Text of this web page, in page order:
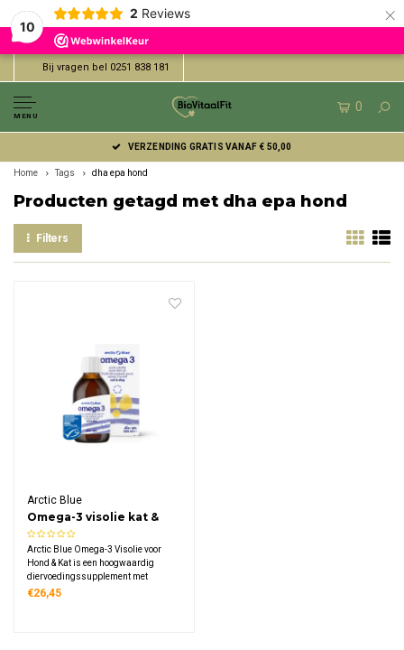
10
2 Reviews ×
Bij vragen bel 0251 838 181
MENU
0
VERZENDING GRATIS VANAF € 50,00
Home Tags dha epa hond
Producten getagd met dha epa hond
Filters
Arctic Blue
Omega-3 visolie kat &
hond DHA & EPA
Arctic Blue Omega-3 Visolie voor
Hond & Kat is een hoogwaardig
diervoedingssupplement met
kabeljauwleverolie uit Noorwegen.
€26,45